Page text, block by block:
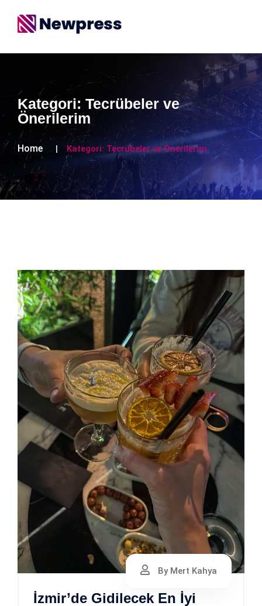
Kategori: Tecrübeler ve
Önerilerim
Home Kategori: Tecrübeler ve Önerilerim
By Mert Kahya
İzmir’de Gidilecek En İyi